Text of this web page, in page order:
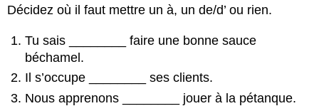
Décidez où il faut mettre un à, un de/d’ ou rien.
Tu sais
faire une bonne sauce
béchamel.
Il s’occupe
ses clients.
Nous apprenons
jouer à la pétanque.